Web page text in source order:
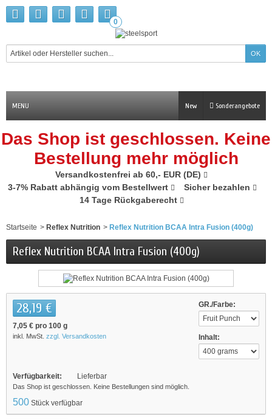
0
MENU Sonderangebote
New
Das Shop ist geschlossen. Keine
Bestellung mehr möglich
Versandkostenfrei ab 60,- EUR (DE)
3-7% Rabatt abhängig vom Bestellwert
Sicher bezahlen
14 Tage Rückgaberecht
Startseite > Reflex Nutrition > Reflex Nutrition BCAA Intra Fusion (400g)
Reflex Nutrition BCAA Intra Fusion (400g)
GR./Farbe:
Inhalt:
28,19 €
7,05 € pro 100 g
inkl. MwSt. zzgl. Versandkosten
Verfügbarkeit: Lieferbar
Das Shop ist geschlossen. Keine Bestellungen sind möglich.
500 Stück verfügbar